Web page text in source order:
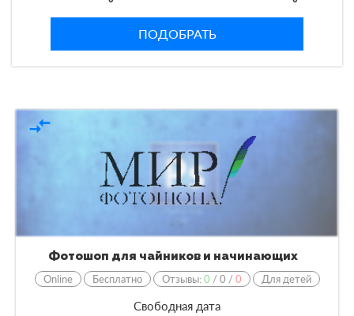
ПОДОБРАТЬ
compare_arrows
Фотошоп для чайников и начинающих
Online
Бесплатно Отзывы:0 /0 /0 Для детей
Свободная дата